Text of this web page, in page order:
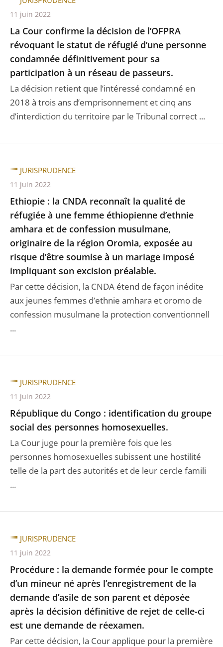
La Cour confirme la décision de l’OFPRA
révoquant le statut de réfugié d’une personne
condamnée définitivement pour sa
participation à un réseau de passeurs.
La décision retient que l’intéressé condamné en
2018 à trois ans d’emprisonnement et cinq ans
d’interdiction du territoire par le Tribunal correct ...
11 juin 2022
Ethiopie : la CNDA reconnaît la qualité de
réfugiée à une femme éthiopienne d’ethnie
amhara et de confession musulmane,
originaire de la région Oromia, exposée au
risque d’être soumise à un mariage imposé
impliquant son excision préalable.
Par cette décision, la CNDA étend de façon inédite
aux jeunes femmes d’ethnie amhara et oromo de
confession musulmane la protection conventionnell
...
JURISPRUDENCE
11 juin 2022
République du Congo : identification du groupe
social des personnes homosexuelles.
La Cour juge pour la première fois que les
personnes homosexuelles subissent une hostilité
telle de la part des autorités et de leur cercle famili
...
JURISPRUDENCE
11 juin 2022
Procédure : la demande formée pour le compte
d’un mineur né après l’enregistrement de la
demande d’asile de son parent et déposée
après la décision définitive de rejet de celle-ci
est une demande de réexamen.
Par cette décision, la Cour applique pour la première
JURISPRUDENCE
11 juin 2022